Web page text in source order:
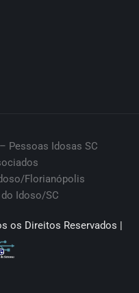
Pessoas Idosas SC
Florianópolis
Idoso/SC
os Direitos Reservados |